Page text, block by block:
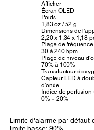
Afficher
Écran OLED
Poids
1,83 oz / 52 g
Dimensions de
2,20 x 1,34 x 1,18
Plage de
30 à 240 bpm
Plage de niveau
70% à 100%
Transducteur
Capteur LED à
d'onde
Indice de perfusion
0% ~ 20%
Limite d'alarme par défaut
limite basse: 90%